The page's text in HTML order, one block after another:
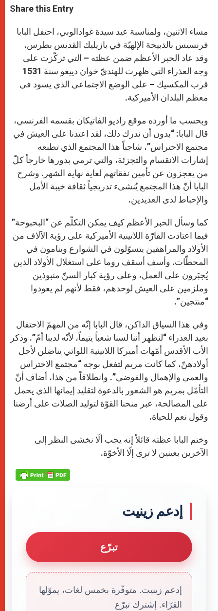
t
s
p
p
s
e
g
e
r
e
b
k
r
Share this Entry
مساء الاثنين، ولمناسبة عيد سيدة غوادالوبي، احتفل البابا
فرنسيس بالذبيحة الإلهيّة في بازيليك القديس بطرس.
وقد عاد الحبر الأعظم ضمن عظته – التي تركّزت على
وجه العذراء التي ظهرت للهنديّ خوان دييغو سنة 1531
قرب المكسيك – على الوضع الاجتماعي الذي يسود في
معظم البلدان الأميركية.
وبحسب ما أورده موقع راديو الفاتيكان بقسمه الفرنسي،
قال البابا: “بدون أن ندرك ذلك، لقد اعتدنا على العيش في
مجتمع الاحتراس”، شاجباً هذا المجتمع الذي تطبعه
إشارات الانقسام والتجزئة، والتي ترمي بدورها خارجاً كلّ
من يعجزون عن تأمين نفقاتهم لغاية نهاية الشهر. وشرح
البابا أنّ هذا المجتمع يُنشىء تدريجياً ثقافة خيبة الأمل
والإحباط لدى العديدين.
كما وسأل الحبر الأعظم كيف يمكن التكلّم عن “البحبوحة”
فيما اعتادت القارّة اللاتينية الأميركية على رؤية الآلاف من
الأولاد والمراهقين يتسوّلون في الشوارع وينامون في
المحطّات. وأسف أسقف روما على استغلال الأولاد الذين
يُجبَرون على العمل، وعلى رؤية كبار السنّ منبوذين
وملزمين على العيش لوحدهم، فقط لأنهم لم يعودوا
“منتجين”.
وفي هذا السياق الداكن، قال البابا إنّه من المهمّ الاحتفال
بعيد العذراء “لنظهر أننا لسنا شعباً يتيماً، لأنّه لدينا أمّ”. وذكر
الأب الأقدس أمّهات أميركا اللاتينية اللواتي يناضلن لأجل
أولادهنّ، كما كانت مريم لتفعل بوجه “مجتمع الاحتراس
والعمى والإهمال والفوضى”. وانطلاقاً من هذا، أضاف أنّ
التأمّل بمريم هو الشعور بالدعوة لتقليد إيمانها الذي يحمل
على المصالحة، عبر منحنا القوّة لتوليد الصلات على أرضنا
وقول نعم للحياة.
وختم البابا عظته قائلاً إنه يجب ألّا نخشى النظر إلى
الآخرين بعينين لا ترى إلّا الأخوّة.
إدعم زينيت
تبرّع
إدعم زينيت. متوفّرة بخمس لغات، يموّلها
القرّاء. إشترك تبرّع